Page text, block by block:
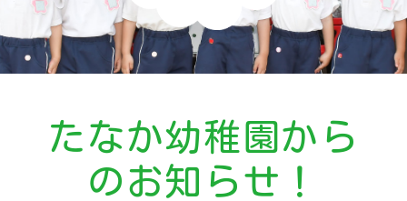
・資料ダウンロード
・園からのお便り
・動画
お知らせ
・ニュース
たなか幼稚園から
のお知らせ！